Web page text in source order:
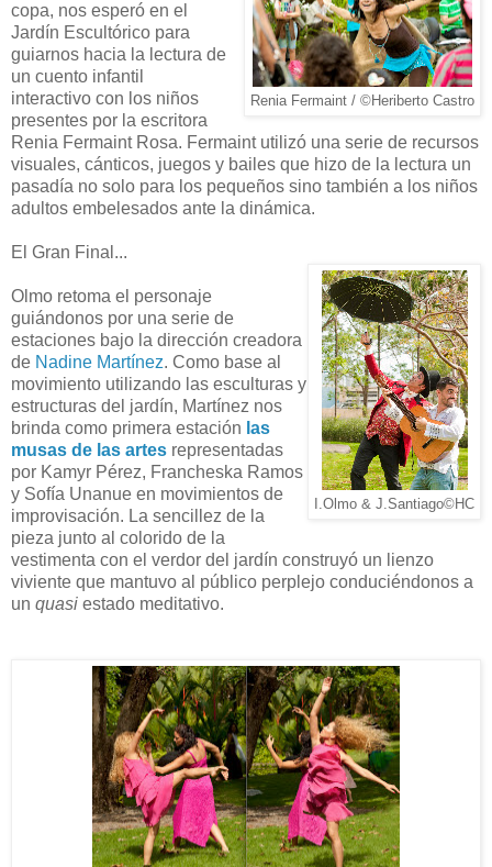
Renia Fermaint / ©Heriberto Castro
copa, nos esperó en el
Jardín Escultórico para
guiarnos hacia la lectura de
un cuento infantil
interactivo con los niños
presentes por la escritora
Renia Fermaint Rosa. Fermaint utilizó una serie de recursos
visuales, cánticos, juegos y bailes que hizo de la lectura un
pasadía no solo para los pequeños sino también a los niños
adultos embelesados ante la dinámica.
El Gran Final...
I.Olmo & J.Santiago©HC
Olmo retoma el personaje
guiándonos por una serie de
estaciones bajo la dirección creadora
de Nadine Martínez. Como base al
movimiento utilizando las esculturas y
estructuras del jardín, Martínez nos
brinda como primera estación las
musas de las artes representadas
por Kamyr Pérez, Francheska Ramos
y Sofía Unanue en movimientos de
improvisación. La sencillez de la
pieza junto al colorido de la
vestimenta con el verdor del jardín construyó un lienzo
viviente que mantuvo al público perplejo conduciéndonos a
un quasi estado meditativo.